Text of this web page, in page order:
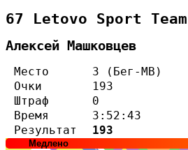
67 Letovo Sport
Алексей Машковцев
Место 3 (Бег-МВ)
Очки
193
Штраф
0
Время
3:52:43
Результат
193
Медлено